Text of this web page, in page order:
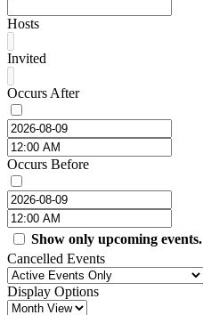
Hosts
Invited
Occurs After
Occurs Before
Show only upcoming events.
Cancelled Events
Display Options